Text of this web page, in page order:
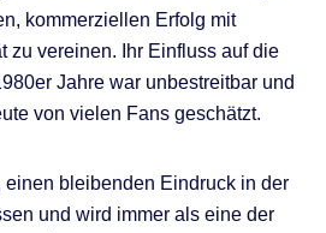
kommerziellen Erfolg mit
zu vereinen. Ihr Einfluss auf die
Jahre war unbestreitbar und
von vielen Fans geschätzt.
einen bleibenden Eindruck in der
und wird immer als eine der